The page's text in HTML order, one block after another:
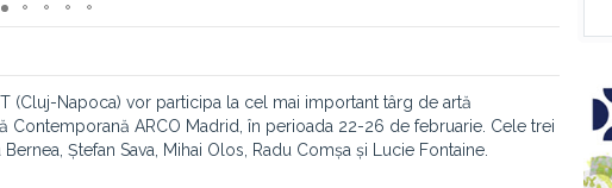
(Cluj-Napoca) vor participa la cel mai important târg de artă
ARCO Madrid, în perioada 22-26 de februarie. Cele trei
Ștefan Sava, Mihai Olos, Radu Comșa și Lucie Fontaine.